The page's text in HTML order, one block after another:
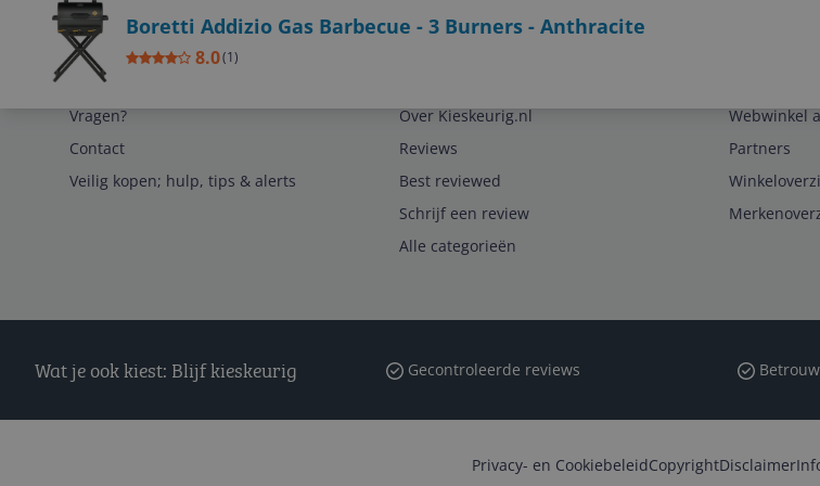
Boretti Addizio Gas Barbecue - 3 Burners - Anthracite
8.0(1)
Service
Vragen?
Contact
Veilig kopen; hulp, tips & alerts
Over Kieskeurig.nl
Reviews
Best reviewed
Schrijf een review
Alle categorieën
Webwinkel
Partners
Wat je ook kiest: Blijf kieskeurig Gecontroleerde reviews
Privacy- en CookiebeleidCopyrightDisclaimer